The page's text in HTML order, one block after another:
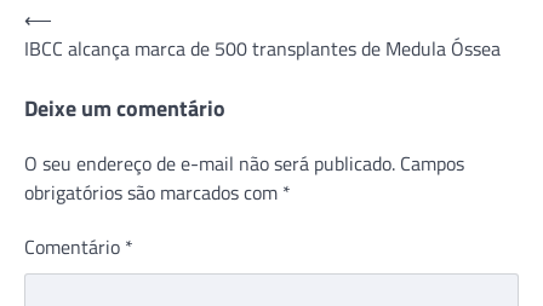
Navegação
de
Post
⟵
IBCC alcança marca de 500 transplantes de Medula Óssea
Deixe um comentário
O seu endereço de e-mail não será publicado. Campos
obrigatórios são marcados com *
Comentário *